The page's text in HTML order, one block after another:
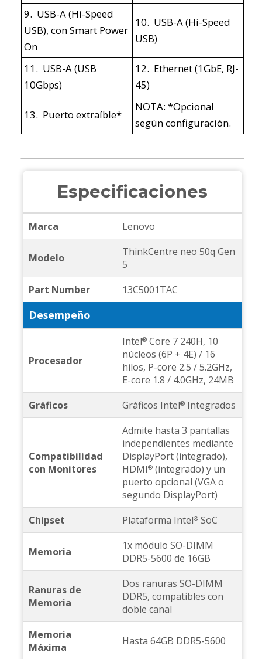
9. USB-A (Hi-Speed
USB), con Smart Power
On
10. USB-A (Hi-Speed
USB)
11. USB-A (USB
10Gbps)
12. Ethernet (1GbE, RJ-
45)
13. Puerto extraíble*
NOTA: *Opcional
según configuración.
Especificaciones
Marca Lenovo
Modelo
ThinkCentre neo 50q Gen
5
Part Number
13C5001TAC
Desempeño
Procesador
Intel®Core 7 240H, 10
núcleos (6P + 4E) / 16
hilos, P-core 2.5 / 5.2GHz,
E-core 1.8 / 4.0GHz, 24MB
Gráficos
Gráficos Intel®Integrados
Compatibilidad
con Monitores
Admite hasta 3 pantallas
independientes mediante
DisplayPort (integrado),
HDMI®(integrado) y un
puerto opcional (VGA o
segundo DisplayPort)
Chipset
Plataforma Intel®SoC
Memoria
1x módulo SO-DIMM
DDR5-5600 de 16GB
Ranuras de
Memoria
Dos ranuras SO-DIMM
DDR5, compatibles con
doble canal
Memoria
Máxima
Hasta 64GB DDR5-5600